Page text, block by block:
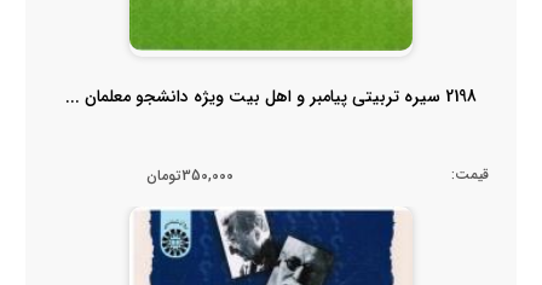
2198 سیره تربیتی پیامبر و اهل بیت ویژه دانشجو معلمان ...
قیمت: 350,000تومان